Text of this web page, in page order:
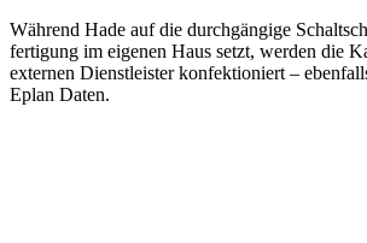
Während Hade auf die durchgängige
fertigung im eigenen Haus setzt, werden die
externen Dienstleister konfektioniert –
Eplan Daten.